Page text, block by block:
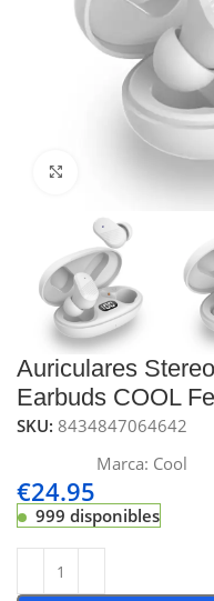
Auriculares
Earbuds COOL
SKU:8434847064642
Marca: Cool
€24.95
999 disponibles